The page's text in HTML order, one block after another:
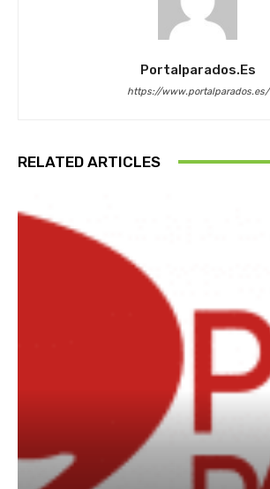
Portalparados.es
https://www.portalparados.es/
RELATED ARTICLES